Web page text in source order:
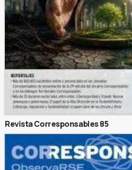
Revista Corresponsables 85